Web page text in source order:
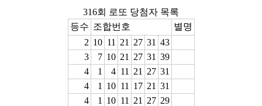
316회 로또 당첨자 목록
등수 조합번호
별명
2 10 11 21 27 31 43
3
7 10 21 27 31 39
4
1 4 11 21 27 31
4
1 10 11 17 21 31
4
1 10 11 21 27 29